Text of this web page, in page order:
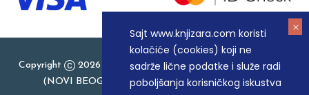
Sajt www.knjizara.com koristi
kolačiće (cookies) koji ne
sadrže lične podatke i služe radi
poboljšanja korisničkog iskustva
Copyright
2026 Knjizara.com - MAKART DOO BEOGRAD
(NOVI BEOGRAD), PIB: 105184104, MB: 20337524